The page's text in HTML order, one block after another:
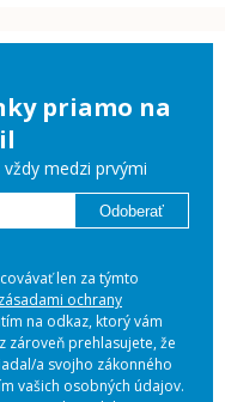
priamo na
medzi prvými
Odoberať
len za týmto
zásadami ochrany
na odkaz, ktorý vám
zároveň prehlasujete, že
a svojho zákonného
vašich osobných údajov.